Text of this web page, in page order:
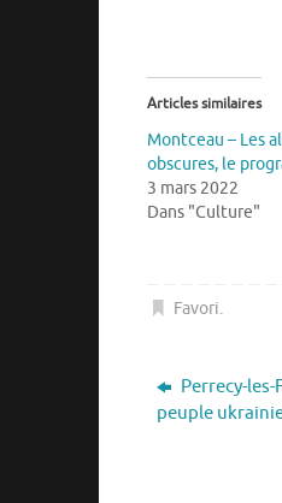
Articles similaires
Montceau – Les
obscures, le
3 mars 2022
Dans "Culture"
Favori.
Perrecy-
peuple